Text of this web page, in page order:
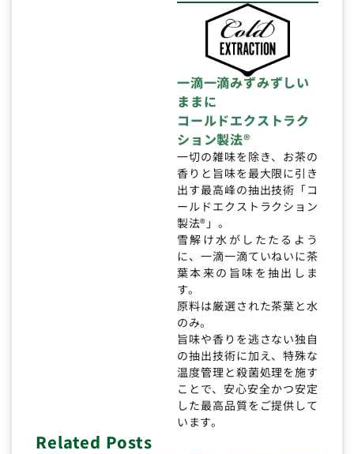
一滴一滴みずみずしい
ままに
コールドエクストラク
ション製法®
一切の雑味を除き、お茶の
香りと旨味を最大限に引き
出す最高峰の抽出技術「コ
ールドエクストラクション
製法®」。
雪解け水がしたたるよう
に、一滴一滴ていねいに茶
葉本来の旨味を抽出しま
す。
原料は厳選された茶葉と水
のみ。
旨味や香りを逃さない独自
の抽出技術に加え、特殊な
温度管理と殺菌処理を施す
ことで、安心安全かつ安定
した最高品質をご提供して
います。
Related Posts